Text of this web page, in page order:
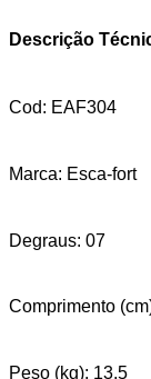
Descrição
Cod: EAF304
Marca: Esca-fort
Degraus: 07
Comprimento
Peso (kg): 13,5